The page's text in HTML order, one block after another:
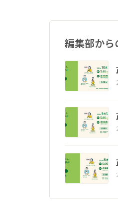
編集部から